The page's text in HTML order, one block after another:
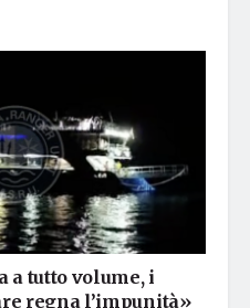
a tutto volume, i
regna l’impunità»